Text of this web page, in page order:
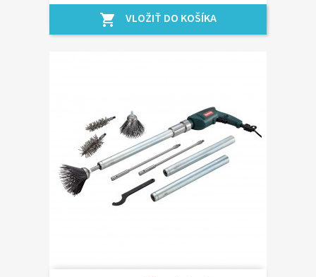
shopping_cart VLOŽIŤ DO KOŠÍKA